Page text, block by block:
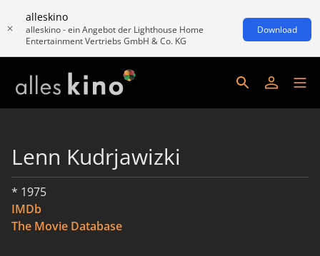
alleskino
alleskino - ein Angebot der Lighthouse Home
Entertainment Vertriebs GmbH & Co. KG
Download
Lenn Kudrjawizki
* 1975
IMDb
The Movie Database